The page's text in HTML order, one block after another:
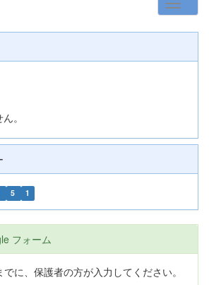
。
5 1
フォーム
に、保護者の方が入力してください。